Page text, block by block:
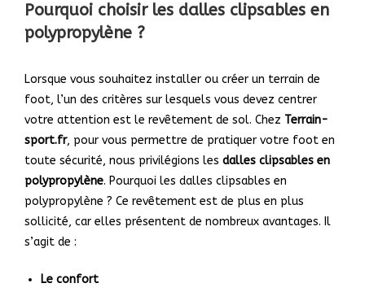
Pourquoi choisir les dalles clipsables en
polypropylène ?
Lorsque vous souhaitez installer ou créer un terrain de
foot, l’un des critères sur lesquels vous devez centrer
votre attention est le revêtement de sol. Chez Terrain-
sport.fr, pour vous permettre de pratiquer votre foot en
toute sécurité, nous privilégions les dalles clipsables en
polypropylène. Pourquoi les dalles clipsables en
polypropylène ? Ce revêtement est de plus en plus
sollicité, car elles présentent de nombreux avantages. Il
s’agit de :
Le confort